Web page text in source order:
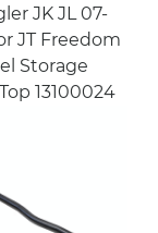
JK JL 07-
JT Freedom
Storage
13100024